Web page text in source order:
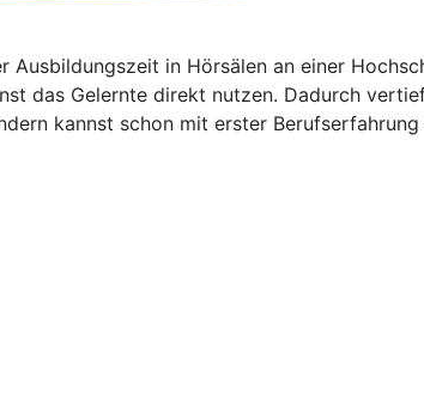
in Hörsälen an einer
das Gelernte direkt nutzen. Dadurch
kannst schon mit erster